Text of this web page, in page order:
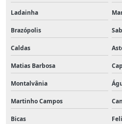
Ladainha
Brazópolis
Caldas
Matias Barbosa
Montalvânia
Martinho Campos
Bicas